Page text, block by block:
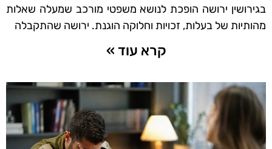
בגירושין ירושה הופכת לנושא משפטי מורכב שמעלה שאלות
מהותיות של בעלות, זכויות וחלוקה הוגנת. ירושה שהתקבלה
קרא עוד »